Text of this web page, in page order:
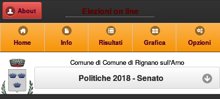
Elezioni on line
About
Home Info Risultati Grafica Opzioni
Comune di Comune di Rignano sull'Arno
Politiche 2018 - Senato